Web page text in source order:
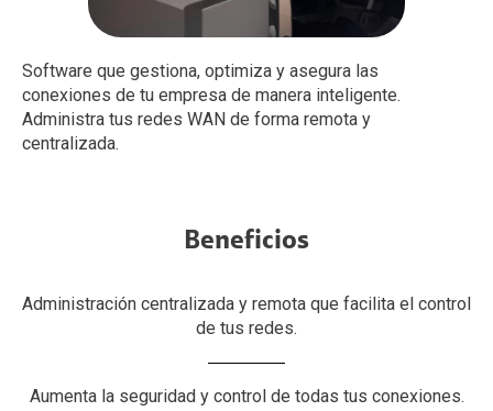
Software que gestiona, optimiza y asegura las
conexiones de tu empresa de manera inteligente.
Administra tus redes WAN de forma remota y
centralizada.
Beneficios
Administración centralizada y remota que facilita el control
de tus redes.
Aumenta la seguridad y control de todas tus conexiones.